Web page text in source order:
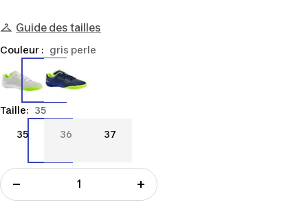
Guide des tailles
Taille: 35
35
35 36
36 37
37
Couleur : gris perle
Augmenter